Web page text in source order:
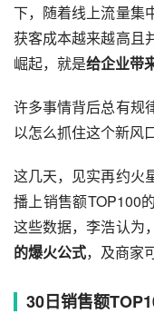
下，随着线上流量集
获客成本越来越高且
崛起，就是给企业带
许多事情背后总有规
以怎么抓住这个新风
这几天，见实再约火
播上销售额TOP100
这些数据，李浩认为
的爆火公式，及商家
30日销售额